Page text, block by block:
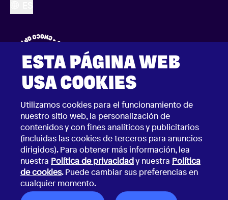
ESTA PÁGINA WEB
USA COOKIES
Utilizamos cookies para el funcionamiento de
nuestro sitio web, la personalización de
contenidos y con fines analíticos y publicitarios
(incluidas las cookies de terceros para anuncios
dirigidos). Para obtener más información, lea
nuestra Política de privacidady nuestra Política
de cookies. Puede cambiar sus preferencias en
cualquier momento.
2026 © Choco Communications GmbH
Aviso legal
Términos y Condiciones Generales de Negocio
Política de Privacidad